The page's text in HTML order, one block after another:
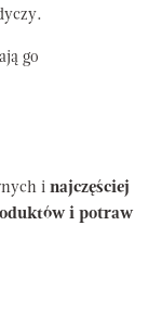
go
i najczęściej
i potraw